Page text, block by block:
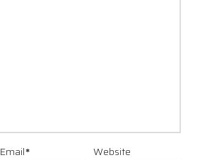
Email* Website